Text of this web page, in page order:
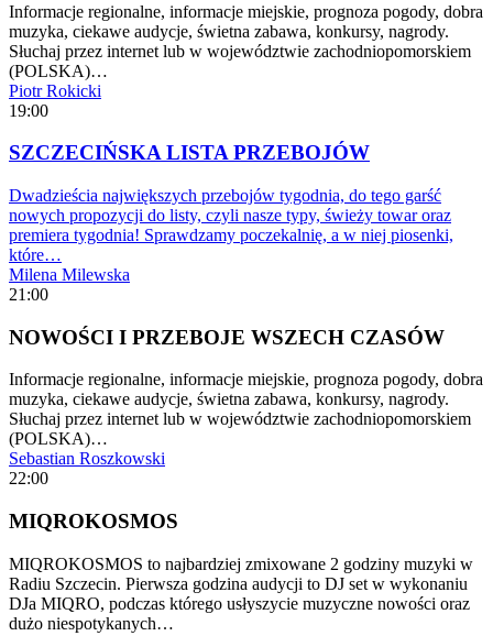
Informacje regionalne, informacje miejskie, prognoza pogody, dobra
muzyka, ciekawe audycje, świetna zabawa, konkursy, nagrody.
Słuchaj przez internet lub w województwie zachodniopomorskiem
(POLSKA)…
Piotr Rokicki
19:00
SZCZECIŃSKA LISTA PRZEBOJÓW
Dwadzieścia największych przebojów tygodnia, do tego garść
nowych propozycji do listy, czyli nasze typy, świeży towar oraz
premiera tygodnia! Sprawdzamy poczekalnię, a w niej piosenki,
które…
Milena Milewska
21:00
NOWOŚCI I PRZEBOJE WSZECH CZASÓW
Informacje regionalne, informacje miejskie, prognoza pogody, dobra
muzyka, ciekawe audycje, świetna zabawa, konkursy, nagrody.
Słuchaj przez internet lub w województwie zachodniopomorskiem
(POLSKA)…
Sebastian Roszkowski
22:00
MIQROKOSMOS
MIQROKOSMOS to najbardziej zmixowane 2 godziny muzyki w
Radiu Szczecin. Pierwsza godzina audycji to DJ set w wykonaniu
DJa MIQRO, podczas którego usłyszycie muzyczne nowości oraz
dużo niespotykanych…